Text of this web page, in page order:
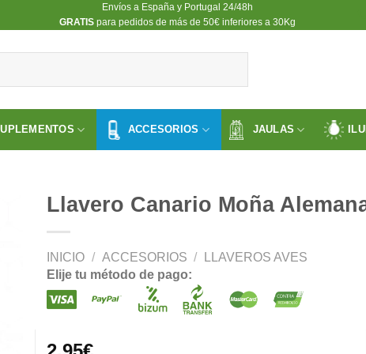
Envíos a España y Portugal 24/48h
​GRATISpara pedidos de más de 50€ inferiores a 30Kg
ACCESORIOS JAULAS
Llavero Canario Moña
INICIO / ACCESORIOS /
LLAVEROS AVES
Elije tu método de pago: